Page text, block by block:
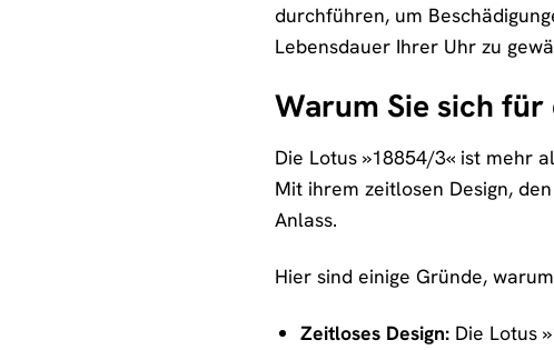
durchführen, um
Lebensdauer Ihrer Uhr zu
Warum Sie sich
Die Lotus »18854/3« ist mehr
Mit ihrem zeitlosen Design,
Anlass.
Hier sind einige Gründe,
Zeitloses Design:Die Lotus